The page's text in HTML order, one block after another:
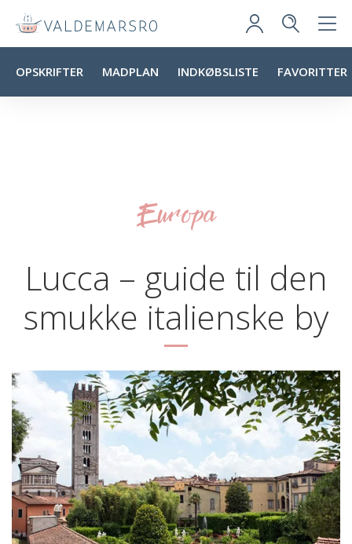
OPSKRIFTER MADPLAN INDKØBSLISTE FAVORITTER
Europa
Lucca – guide til den
smukke italienske by